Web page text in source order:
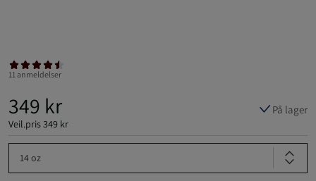
11 anmeldelser
349 kr
Veil.pris349 kr
På lager
14 oz